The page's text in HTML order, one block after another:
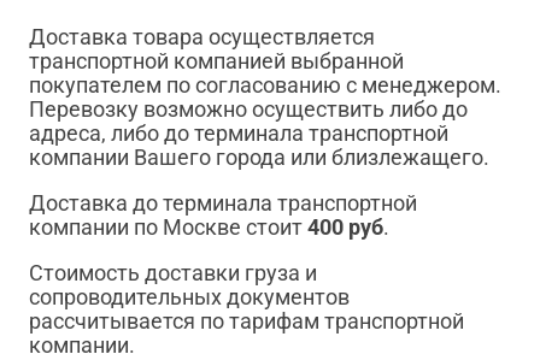
Доставка товара осуществляется
транспортной компанией выбранной
покупателем по согласованию с менеджером.
Перевозку возможно осуществить либо до
адреса, либо до терминала транспортной
компании Вашего города или близлежащего.
Доставка до терминала транспортной
компании по Москве стоит400 руб.
Стоимость доставки груза и
сопроводительных документов
рассчитывается по тарифам транспортной
компании.